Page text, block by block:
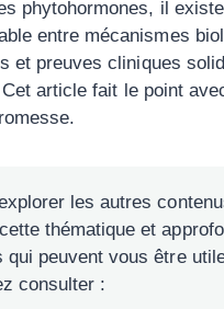
phytohormones, il
entre mécanismes
et preuves cliniques
article fait le point
les autres
thématique et
qui peuvent vous être
consulter :